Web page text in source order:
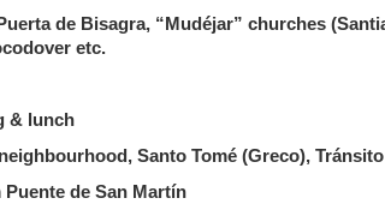
de Bisagra, “Mudéjar” churches
etc.
& lunch
Santo Tomé (Greco),
de San Martín